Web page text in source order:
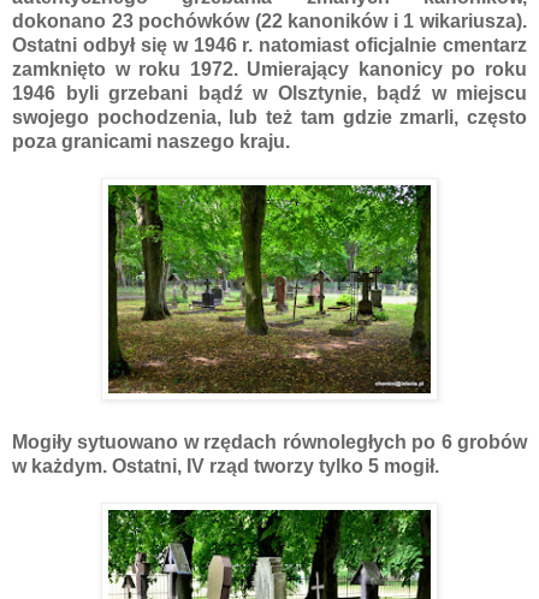
dokonano 23 pochówków (22 kanoników i 1 wikariusza).
Ostatni odbył się w 1946 r. natomiast oficjalnie cmentarz
zamknięto w roku 1972. Umierający kanonicy po roku
1946 byli grzebani bądź w Olsztynie, bądź w miejscu
swojego pochodzenia, lub też tam gdzie zmarli, często
poza granicami naszego kraju.
Mogiły sytuowano w rzędach równoległych po 6 grobów
w każdym. Ostatni, IV rząd tworzy tylko 5 mogił.